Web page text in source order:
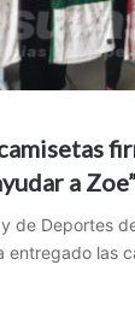
a
de Deportes
entregado las